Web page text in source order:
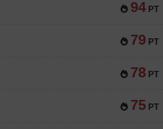
94 PT
79 PT
78 PT
75 PT